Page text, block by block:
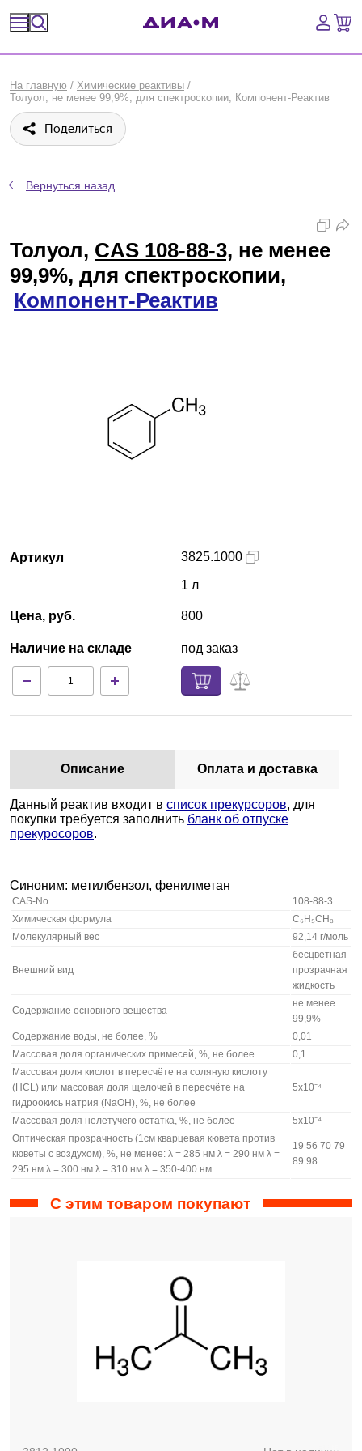
Оборудование, приборы
Расходные материалы, пластик, стекло
Химические реактивы, препараты, наборы
Библиотека
Войти
Доставка и оплата
На главную / Химические реактивы /
Толуол, не менее 99,9%, для спектроскопии, Компонент-Реактив
Поделиться
Вернуться назад
Толуол, CAS 108-88-3, не менее
99,9%, для спектроскопии,
Компонент-Реактив
Артикул
Цена, руб.
Наличие на складе
3825.1000
1 л
800
под заказ
Описание Оплата и доставка
Данный реактив входит в список прекурсоров, для
покупки требуется заполнить бланк об отпуске
прекуросоров.
Синоним: метилбензол, фенилметан
CAS-No.
108-88-3
Химическая формула
C₆H₅CH₃
Молекулярный вес
92,14 г/моль
Внешний вид
бесцветная
прозрачная
жидкость
Содержание основного вещества
не менее
99,9%
Содержание воды, не более, %
0,01
Массовая доля органических примесей, %, не более
0,1
Массовая доля кислот в пересчёте на соляную кислоту
(НСL) или массовая доля щелочей в пересчёте на
гидроокись натрия (NaOH), %, не более
5х10⁻⁴
Массовая доля нелетучего остатка, %, не более
5х10⁻⁴
Оптическая прозрачность (1см кварцевая кювета против
кюветы с воздухом), %, не менее: λ = 285 нм λ = 290 нм λ =
295 нм λ = 300 нм λ = 310 нм λ = 350-400 нм
19 56 70 79
89 98
С этим товаром покупают